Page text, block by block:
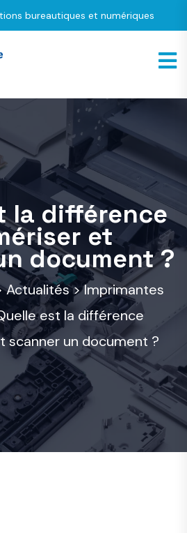
bureautiques et numériques
la différence
et
document ?
Actualités>Imprimantes
est la différence
scanner un document ?